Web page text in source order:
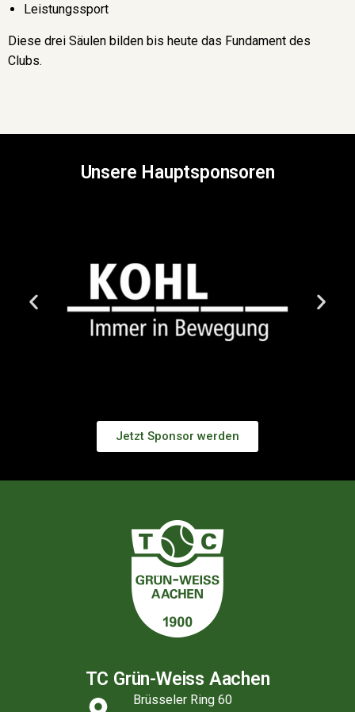
Leistungssport
Diese drei Säulen bilden bis heute das Fundament des
Clubs.
Unsere Hauptsponsoren
Jetzt Sponsor werden
TC Grün-Weiss Aachen
Brüsseler Ring 60